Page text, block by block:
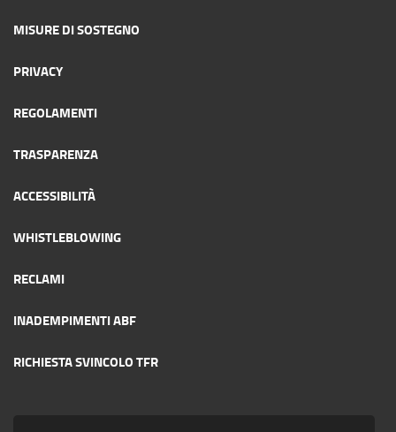
MISURE DI SOSTEGNO
PRIVACY
REGOLAMENTI
TRASPARENZA
ACCESSIBILITÀ
WHISTLEBLOWING
RECLAMI
INADEMPIMENTI ABF
RICHIESTA SVINCOLO TFR